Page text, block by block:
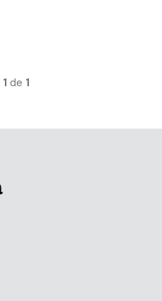
1 de 1